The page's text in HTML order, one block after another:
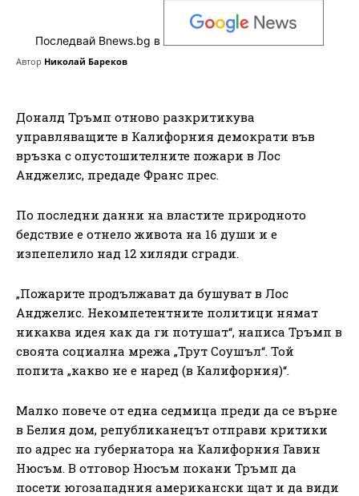
Последвай Bnews.bg в
Автор Николай Бареков
Доналд Тръмп отново разкритикува
управляващите в Калифорния демократи във
връзка с опустошителните пожари в Лос
Анджелис, предаде Франс прес.
По последни данни на властите природното
бедствие е отнело живота на 16 души и е
изпепелило над 12 хиляди сгради.
„Пожарите продължават да бушуват в Лос
Анджелис. Некомпетентните политици нямат
никаква идея как да ги потушат“, написа Тръмп в
своята социална мрежа „Трут Соушъл“. Той
попита „какво не е наред (в Калифорния)“.
Малко повече от една седмица преди да се върне
в Белия дом, републиканецът отправи критики
по адрес на губернатора на Калифорния Гавин
Нюсъм. В отговор Нюсъм покани Тръмп да
посети югозападния американски щат и да види